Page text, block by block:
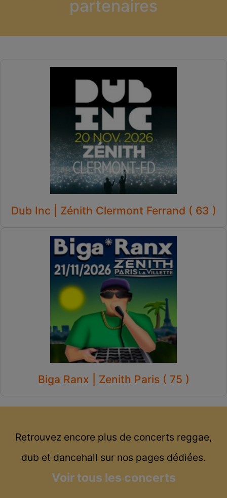
partenaires
Dub Inc | Zénith Clermont Ferrand ( 63 )
Biga Ranx | Zenith Paris ( 75 )
Retrouvez encore plus de concerts reggae,
dub et dancehall sur nos pages dédiées.
Voir tous les concerts